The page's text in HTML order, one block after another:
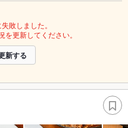
敗しました。
更新してください。
新する